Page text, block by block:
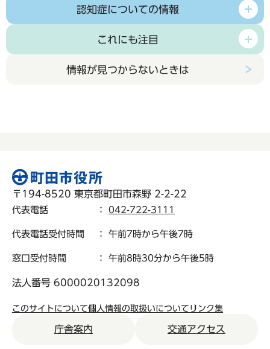
認知症についての情報
これにも注目
情報が見つからないときは
〒194-8520 東京都町田市森野 2-2-22
代表電話 ： 042-722-3111
代表電話受付時間 ： 午前7時から午後7時
窓口受付時間 ： 午前8時30分から午後5時
法人番号 6000020132098
このサイトについて個人情報の取扱いについて リンク集
庁舎案内 交通アクセス